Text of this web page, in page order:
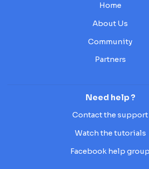
Home
About Us
Community
Partners
Need help ?
Contact the support
Watch the tutorials
Facebook help group